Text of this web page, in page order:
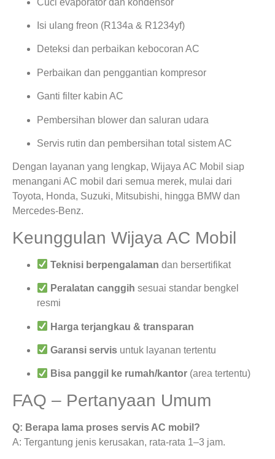
Isi ulang freon (R134a & R1234yf)
Deteksi dan perbaikan kebocoran AC
Perbaikan dan penggantian kompresor
Ganti filter kabin AC
Pembersihan blower dan saluran udara
Servis rutin dan pembersihan total sistem AC
Dengan layanan yang lengkap, Wijaya AC Mobil siap
menangani AC mobil dari semua merek, mulai dari
Toyota, Honda, Suzuki, Mitsubishi, hingga BMW dan
Mercedes-Benz.
Keunggulan Wijaya AC Mobil
Teknisi berpengalaman dan bersertifikat
Peralatan canggih sesuai standar bengkel
resmi
Harga terjangkau & transparan
Garansi servis untuk layanan tertentu
Bisa panggil ke rumah/kantor (area tertentu)
FAQ – Pertanyaan Umum
Q: Berapa lama proses servis AC mobil?
A: Tergantung jenis kerusakan, rata-rata 1–3 jam.